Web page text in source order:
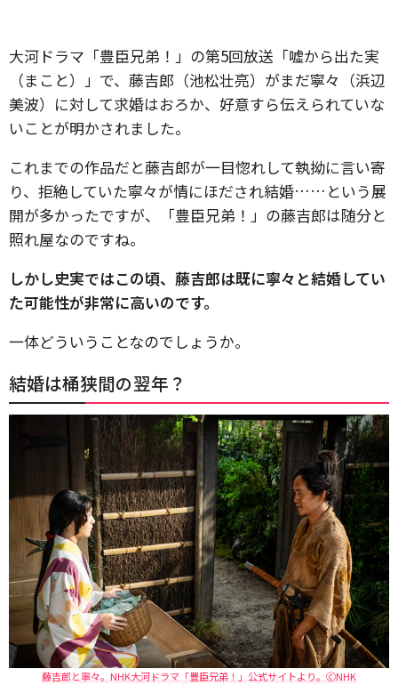
大河ドラマ「豊臣兄弟！」の第5回放送「嘘から出た実
（まこと）」で、藤吉郎（池松壮亮）がまだ寧々（浜辺
美波）に対して求婚はおろか、好意すら伝えられていな
いことが明かされました。
これまでの作品だと藤吉郎が一目惚れして執拗に言い寄
り、拒絶していた寧々が情にほだされ結婚……という展
開が多かったですが、「豊臣兄弟！」の藤吉郎は随分と
照れ屋なのですね。
しかし史実ではこの頃、藤吉郎は既に寧々と結婚してい
た可能性が非常に高いのです。
一体どういうことなのでしょうか。
結婚は桶狭間の翌年？
藤吉郎と寧々。NHK大河ドラマ「豊臣兄弟！」公式サイトより。🄫NHK